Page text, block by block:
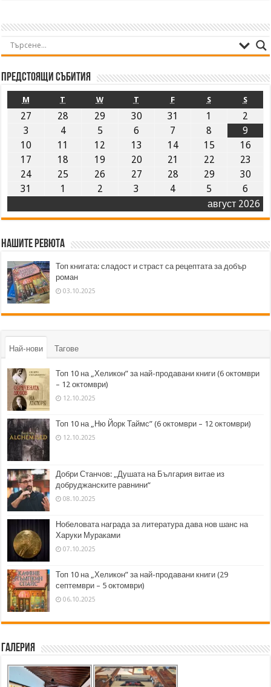
Предстоящи събития
август 2026
M T W T F S S
27 28 29 30 31 1
2
3
4 5 6 7 8
9
10
11 12 13 14 15
16
17
18 19 20 21 22
23
24
25 26 27 28 29
30
31
1 2 3 4 5 6
Нашите ревюта
Топ книгата: сладост и страст са рецептата за добър
роман
03.10.2025
Най-нови Тагове
Топ 10 на „Хеликон” за най-продавани книги (6 октомври
– 12 октомври)
12.10.2025
Топ 10 на „Ню Йорк Таймс” (6 октомври – 12 октомври)
12.10.2025
Добри Станчов: „Душата на България витае из
добруджанските равнини“
08.10.2025
Нобеловата награда за литература дава нов шанс на
Харуки Мураками
07.10.2025
Топ 10 на „Хеликон” за най-продавани книги (29
септември – 5 октомври)
06.10.2025
Галерия